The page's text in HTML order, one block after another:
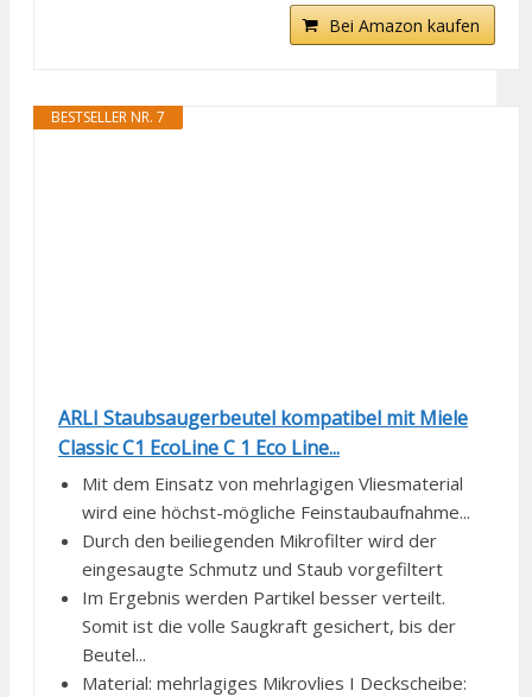
Bei Amazon kaufen
BESTSELLER NR. 7
ARLI Staubsaugerbeutel kompatibel mit Miele
Classic C1 EcoLine C 1 Eco Line...
Mit dem Einsatz von mehrlagigen Vliesmaterial
wird eine höchst-mögliche Feinstaubaufnahme...
Durch den beiliegenden Mikrofilter wird der
eingesaugte Schmutz und Staub vorgefiltert
Im Ergebnis werden Partikel besser verteilt.
Somit ist die volle Saugkraft gesichert, bis der
Beutel...
Material: mehrlagiges Mikrovlies I Deckscheibe: